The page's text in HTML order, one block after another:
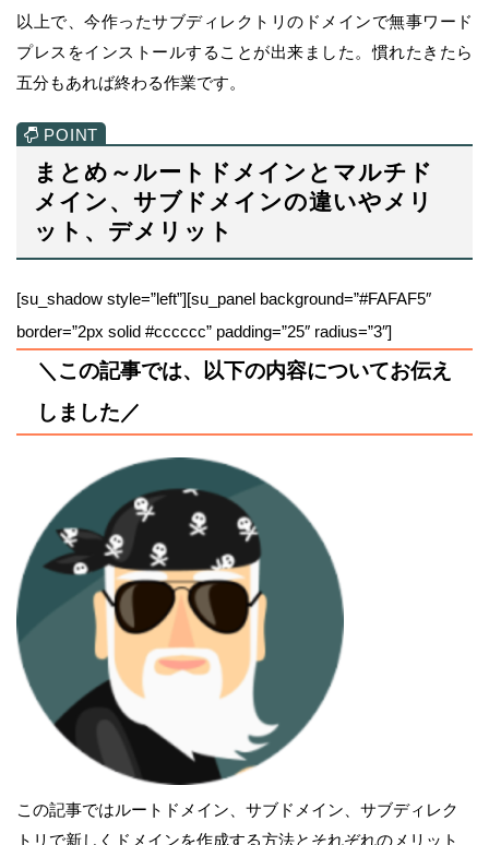
以上で、今作ったサブディレクトリのドメインで無事ワード
プレスをインストールすることが出来ました。慣れたきたら
五分もあれば終わる作業です。
まとめ～ルートドメインとマルチド
メイン、サブドメインの違いやメリ
ット、デメリット
[su_shadow style=”left”][su_panel background=”#FAFAF5″
border=”2px solid #cccccc” padding=”25″ radius=”3″]
＼この記事では、以下の内容についてお伝え
しました／
この記事ではルートドメイン、サブドメイン、サブディレク
トリで新しくドメインを作成する方法とそれぞれのメリット